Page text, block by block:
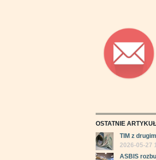
OSTATNIE
TIM z
2026-05-27
ASBIS